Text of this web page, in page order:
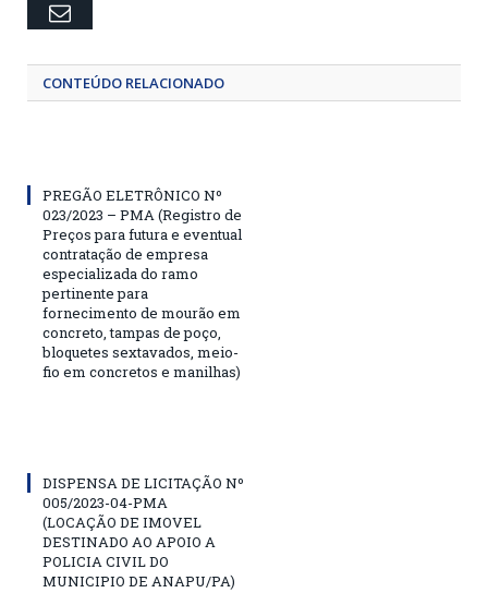
Email
CONTEÚDO RELACIONADO
PREGÃO ELETRÔNICO Nº
023/2023 – PMA (Registro de
Preços para futura e eventual
contratação de empresa
especializada do ramo
pertinente para
fornecimento de mourão em
concreto, tampas de poço,
bloquetes sextavados, meio-
fio em concretos e manilhas)
DISPENSA DE LICITAÇÃO Nº
005/2023-04-PMA
(LOCAÇÃO DE IMOVEL
DESTINADO AO APOIO A
POLICIA CIVIL DO
MUNICIPIO DE ANAPU/PA)